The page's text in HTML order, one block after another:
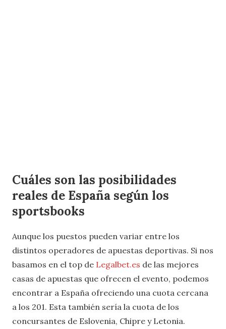
Cuáles son las posibilidades
reales de España según los
sportsbooks
Aunque los puestos pueden variar entre los
distintos operadores de apuestas deportivas. Si nos
basamos en el top de Legalbet.es de las mejores
casas de apuestas que ofrecen el evento, podemos
encontrar a España ofreciendo una cuota cercana
a los 201. Esta también sería la cuota de los
concursantes de Eslovenia, Chipre y Letonia.